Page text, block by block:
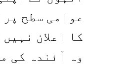
عوامی سطح پر
کا اعلان نہیں
وہ آئندہ کی